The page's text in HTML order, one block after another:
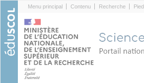
Menu principal Contenu Recherche